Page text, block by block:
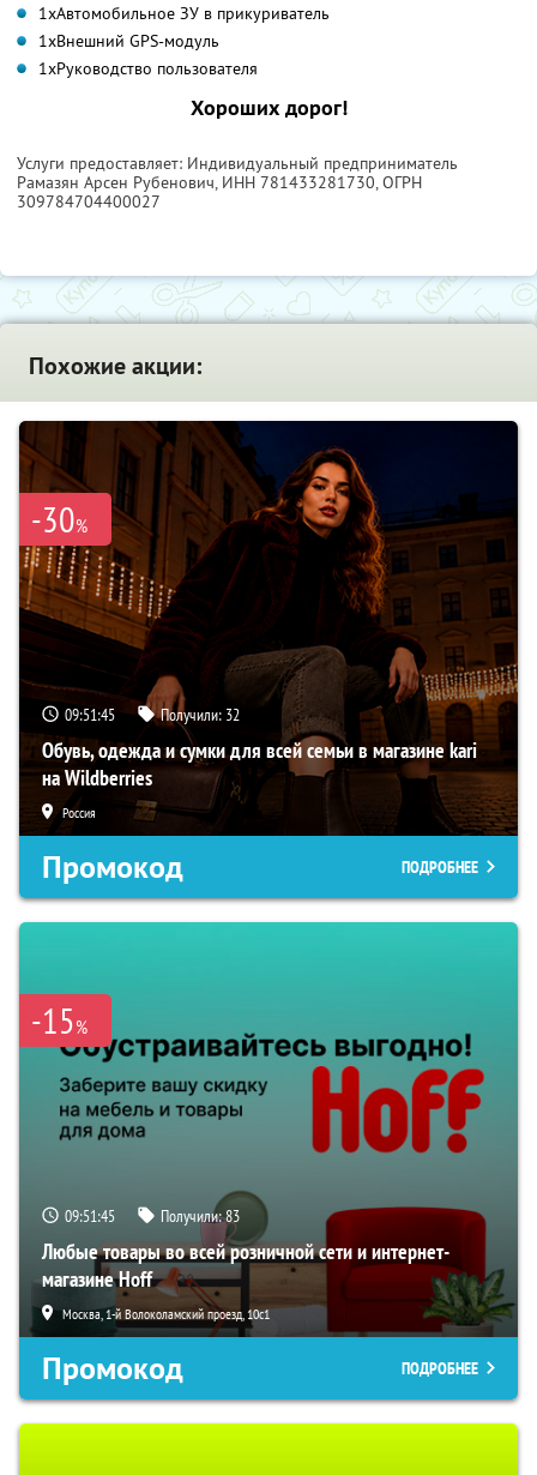
1хАвтомобильное ЗУ в прикуриватель
1хВнешний GPS-модуль
1хРуководство пользователя
Xороших дорог!
Услуги предоставляет: Индивидуальный предприниматель
Рамазян Арсен Рубенович, ИНН 781433281730, ОГРН
309784704400027
Похожие акции:
-30%
09:51:44 Получили: 32
Обувь, одежда и сумки для всей семьи в магазине kari
на Wildberries
Россия
Промокод ПОДРОБНЕЕ
-15%
09:51:44 Получили:83
Любые товары во всей розничной сети и интернет-
магазине Hoff
Москва, 1-й Волоколамский проезд, 10с1
Промокод ПОДРОБНЕЕ